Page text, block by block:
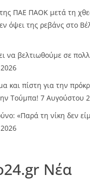
ΠΑΕ ΠΑΟΚ μετά τη
όψει της ρεβάνς στο
να βελτιωθούμε σε
και πίστη για την
Τούμπα! 7 Αυγούστου
«Παρά τη νίκη δεν
Νέα